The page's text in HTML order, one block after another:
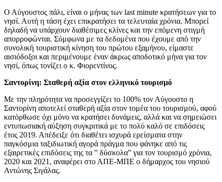
Ο Αύγουστος πάλι, είναι ο μήνας των last minute κρατήσεων για το
νησί. Αυτή η τάση έχει επικρατήσει τα τελευταία χρόνια. Μπορεί
δηλαδή να υπάρχουν διαθέσιμες κλίνες και την επόμενη στιγμή
απορροφώνται. Σύμφωνα με τα δεδομένα που έχουμε από την
συνολική τουριστική κίνηση του πρώτου εξαμήνου, είμαστε
αισιόδοξοι και περιμένουμε έναν άκρως αποδοτικό μήνα για τον
νησί, όπως τονίζει ο κ. Φιορεντίνος.
Σαντορίνη: Σταθερή αξία στον ελληνικό τουρισμό
Με την πληρότητα να προσεγγίζει το 100% τον Αύγουστο η
Σαντορίνη αποτελεί σταθερή αξία στον τομέα του τουρισμού, αφού
κατόρθωσε όχι μόνο να κρατήσει δυνάμεις, αλλά και να σημειώσει
εντυπωσιακή αύξηση συγκριτικά με το πολύ καλό σε επιδόσεις
έτος 2019. Απέδειξε ότι διαθέτει ισχυρά ερείσματα στην
παγκόσμια ταξιδιωτική αγορά πράγμα που φάνηκε από τις
εξαιρετικές επιδόσεις της τα ” δύσκολα” για τον τουρισμό χρόνια,
2020 και 2021, αναφέρει στο ΑΠΕ-ΜΠΕ ο δήμαρχος του νησιού
Αντώνης Σιγάλας.